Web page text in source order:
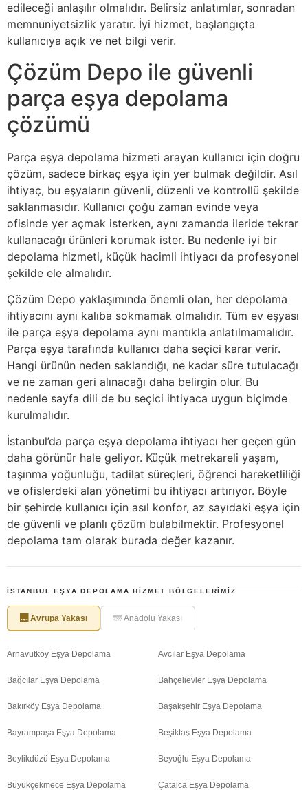
edileceği anlaşılır olmalıdır. Belirsiz anlatımlar, sonradan
memnuniyetsizlik yaratır. İyi hizmet, başlangıçta
kullanıcıya açık ve net bilgi verir.
Çözüm Depo ile güvenli
parça eşya depolama
çözümü
Parça eşya depolama hizmeti arayan kullanıcı için doğru
çözüm, sadece birkaç eşya için yer bulmak değildir. Asıl
ihtiyaç, bu eşyaların güvenli, düzenli ve kontrollü şekilde
saklanmasıdır. Kullanıcı çoğu zaman evinde veya
ofisinde yer açmak isterken, aynı zamanda ileride tekrar
kullanacağı ürünleri korumak ister. Bu nedenle iyi bir
depolama hizmeti, küçük hacimli ihtiyacı da profesyonel
şekilde ele almalıdır.
Çözüm Depo yaklaşımında önemli olan, her depolama
ihtiyacını aynı kalıba sokmamak olmalıdır. Tüm ev eşyası
ile parça eşya depolama aynı mantıkla anlatılmamalıdır.
Parça eşya tarafında kullanıcı daha seçici karar verir.
Hangi ürünün neden saklandığı, ne kadar süre tutulacağı
ve ne zaman geri alınacağı daha belirgin olur. Bu
nedenle sayfa dili de bu seçici ihtiyaca uygun biçimde
kurulmalıdır.
İstanbul’da parça eşya depolama ihtiyacı her geçen gün
daha görünür hale geliyor. Küçük metrekareli yaşam,
taşınma yoğunluğu, tadilat süreçleri, öğrenci hareketliliği
ve ofislerdeki alan yönetimi bu ihtiyacı artırıyor. Böyle
bir şehirde kullanıcı için asıl konfor, az sayıdaki eşya için
de güvenli ve planlı çözüm bulabilmektir. Profesyonel
depolama tam olarak burada değer kazanır.
İSTANBUL EŞYA DEPOLAMA HIZMET BÖLGELERIMIZ
🌉 Avrupa Yakası 🌁 Anadolu Yakası
Arnavutköy Eşya Depolama Avcılar Eşya Depolama
Bağcılar Eşya Depolama Bahçelievler Eşya Depolama
Bakırköy Eşya Depolama Başakşehir Eşya Depolama
Bayrampaşa Eşya Depolama Beşiktaş Eşya Depolama
Beylikdüzü Eşya Depolama Beyoğlu Eşya Depolama
Büyükçekmece Eşya Depolama Çatalca Eşya Depolama